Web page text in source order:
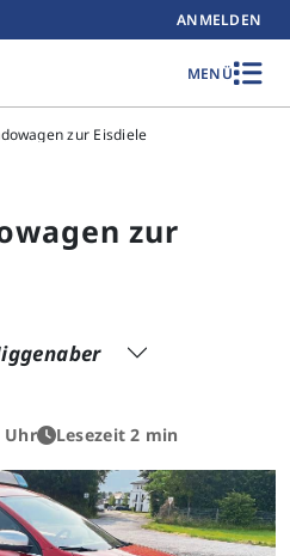
ANMELDEN
MENÜ
zur Eisdiele
zur
Uhr Lesezeit 2 min